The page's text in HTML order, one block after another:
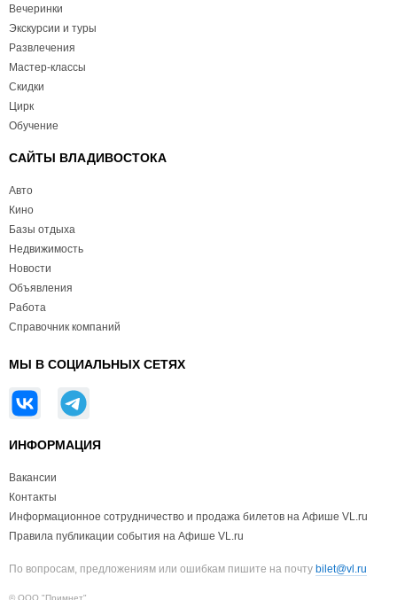
Вечеринки
Экскурсии и туры
Развлечения
Мастер-классы
Скидки
Цирк
Обучение
САЙТЫ ВЛАДИВОСТОКА
Авто
Кино
Базы отдыха
Недвижимость
Новости
Объявления
Работа
Справочник компаний
МЫ В СОЦИАЛЬНЫХ СЕТЯХ
ИНФОРМАЦИЯ
Вакансии
Контакты
Информационное сотрудничество и продажа билетов на Афише VL.ru
Правила публикации события на Афише VL.ru
По вопросам, предложениям или ошибкам пишите на почту bilet@vl.ru
© ООО "Примнет"